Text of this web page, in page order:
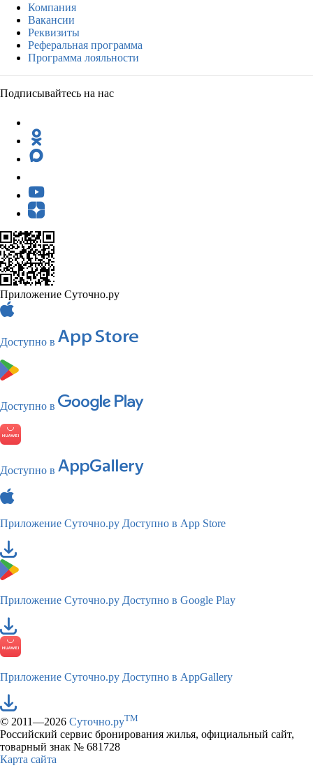
Компания
Вакансии
Реквизиты
Реферальная программа
Программа лояльности
Подписывайтесь на нас
Приложение Суточно.ру
Доступно в
Доступно в
Доступно в
Приложение Суточно.ру Доступно в App Store
Приложение Суточно.ру Доступно в Google Play
Приложение Суточно.ру Доступно в AppGallery
© 2011—2026 Суточно.руTM
Российский сервис бронирования жилья, официальный сайт,
товарный знак № 681728
Карта сайта